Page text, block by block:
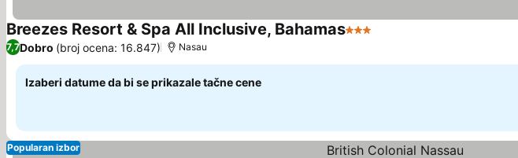
Breezes Resort & Spa All Inclusive, Bahamas3 Zvezdice
7,7Dobro (broj ocena: 16.847) Nasau
Izaberi datume da bi se prikazale tačne cene
Popularan izbor